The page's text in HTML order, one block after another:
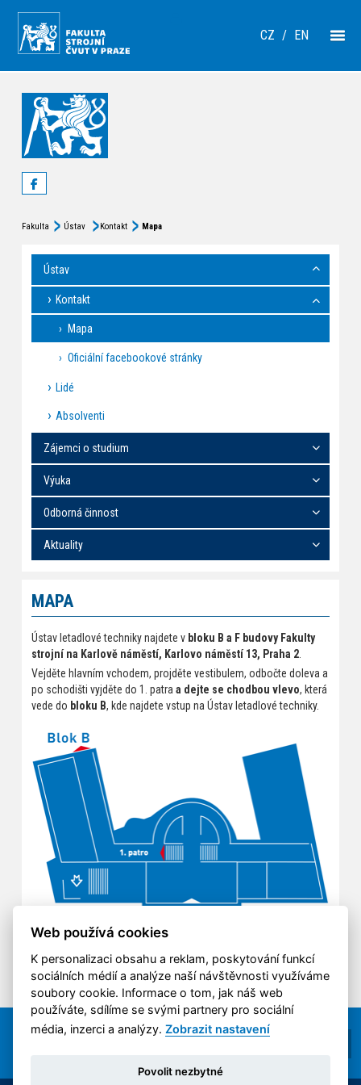
CZ / EN
Fakulta Ústav Kontakt Mapa
Ústav
Kontakt
Mapa
Oficiální facebookové stránky
Lidé
Absolventi
Zájemci o studium
Výuka
Odborná činnost
Aktuality
MAPA
Ústav letadlové techniky najdete v bloku B a F budovy Fakulty
strojní na Karlově náměstí, Karlovo náměstí 13, Praha 2.
Vejděte hlavním vchodem, projděte vestibulem, odbočte doleva a
po schodišti vyjděte do 1. patraa dejte se chodbou vlevo, která
vede do bloku B, kde najdete vstup na Ústav letadlové techniky.
Web používá cookies
K personalizaci obsahu a reklam, poskytování funkcí
sociálních médií a analýze naší návštěvnosti využíváme
soubory cookie. Informace o tom, jak náš web
používáte, sdílíme se svými partnery pro sociální
média, inzerci a analýzy.Zobrazit nastavení
Povolit nezbytné